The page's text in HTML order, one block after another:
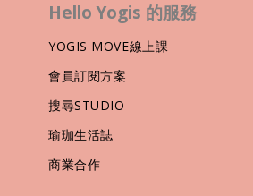
Hello Yogis 的服務
YOGIS MOVE線上課
會員訂閱方案
搜尋STUDIO
瑜珈生活誌
商業合作